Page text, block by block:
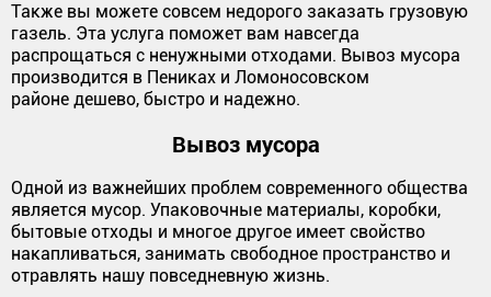
Также вы можете совсем недорого заказать грузовую
газель. Эта услуга поможет вам навсегда
распрощаться с ненужными отходами. Вывоз мусора
производится в Пениках и Ломоносовском
районе дешево, быстро и надежно.
Вывоз мусора
Одной из важнейших проблем современного общества
является мусор. Упаковочные материалы, коробки,
бытовые отходы и многое другое имеет свойство
накапливаться, занимать свободное пространство и
отравлять нашу повседневную жизнь.